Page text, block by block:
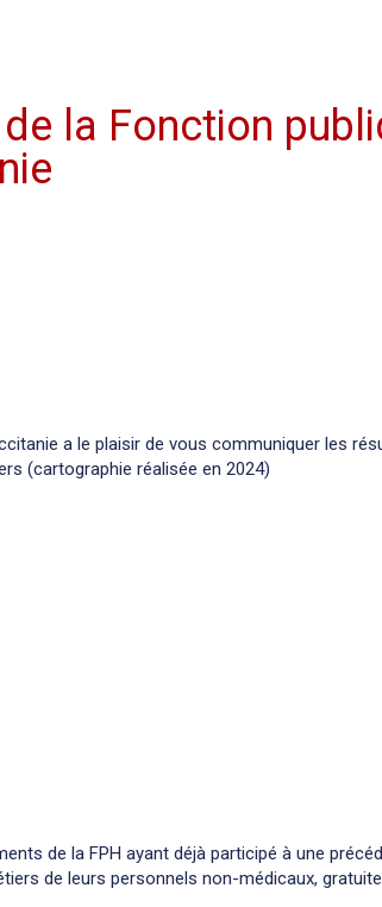
la Fonction
a le plaisir de vous communiquer les
(cartographie réalisée en 2024)
de la FPH ayant déjà participé à une
de leurs personnels non-médicaux,